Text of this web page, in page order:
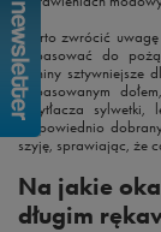
Warto zwrócić uwagę
dopasować do
tkaniny sztywniejsze
dopasowanym
przytłacza sylwetki,
Odpowiednio
szyję, sprawiając, że
Na jakie
długim